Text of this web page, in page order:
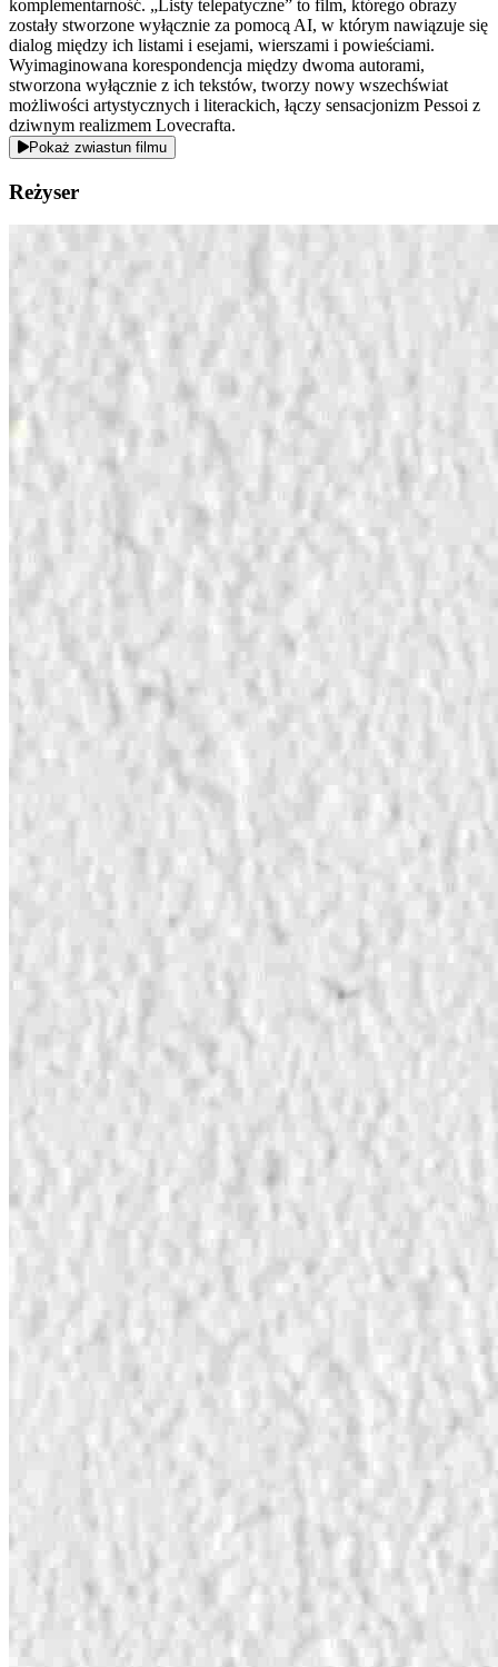
komplementarność. „Listy telepatyczne” to film, którego obrazy
zostały stworzone wyłącznie za pomocą AI, w którym nawiązuje się
dialog między ich listami i esejami, wierszami i powieściami.
Wyimaginowana korespondencja między dwoma autorami,
stworzona wyłącznie z ich tekstów, tworzy nowy wszechświat
możliwości artystycznych i literackich, łączy sensacjonizm Pessoi z
dziwnym realizmem Lovecrafta.
Pokaż zwiastun filmu
Reżyser